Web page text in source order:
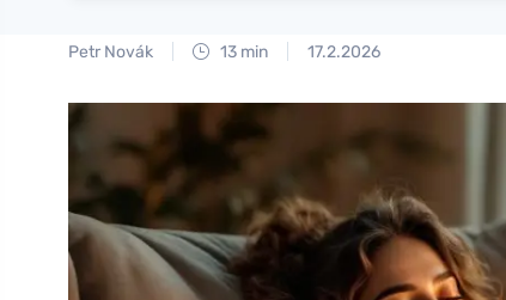
Petr Novák 13 min 17.2.2026